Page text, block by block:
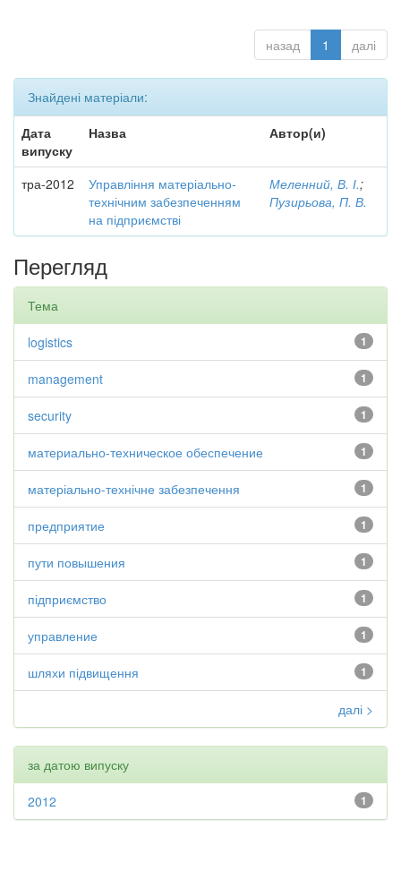
назад 1 далі
Знайдені матеріали:
Дата
випуску
Назва Автор(и)
тра-2012
Управління матеріально-
технічним забезпеченням
на підприємстві
Меленний, В. І.;
Пузирьова, П. В.
Перегляд
Тема
1
logistics
1
management
1
security
1
материально-техническое обеспечение
1
матеріально-технічне забезпечення
1
предприятие
1
пути повышения
1
підприємство
1
управление
1
шляхи підвищення
далі >
за датою випуску
1
2012